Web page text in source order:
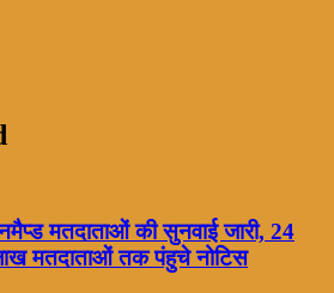
मतदाताओं की सुनवाई जारी, 24
मतदाताओं तक पंहुचे नोटिस